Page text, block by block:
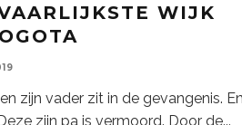
WIJK
zijn vader zit in de gevangenis.
zijn pa is vermoord. Door de...